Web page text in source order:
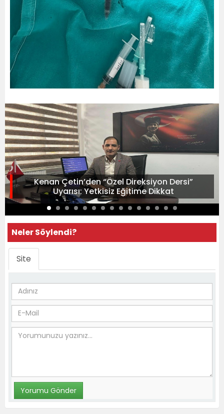
Kenan Çetin’den “Özel Direksiyon Dersi”
Uyarısı: Yetkisiz Eğitime Dikkat
Neler Söylendi?
Site